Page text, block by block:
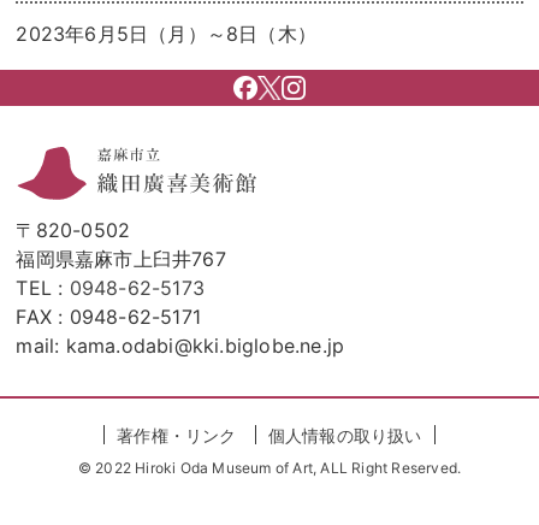
2023年6月5日（月）～8日（木）
〒820-0502
福岡県嘉麻市上臼井767
TEL : 0948-62-5173
FAX : 0948-62-5171
mail: kama.odabi@kki.biglobe.ne.jp
著作権・リンク 個人情報の取り扱い
© 2022 Hiroki Oda Museum of Art, ALL Right Reserved.